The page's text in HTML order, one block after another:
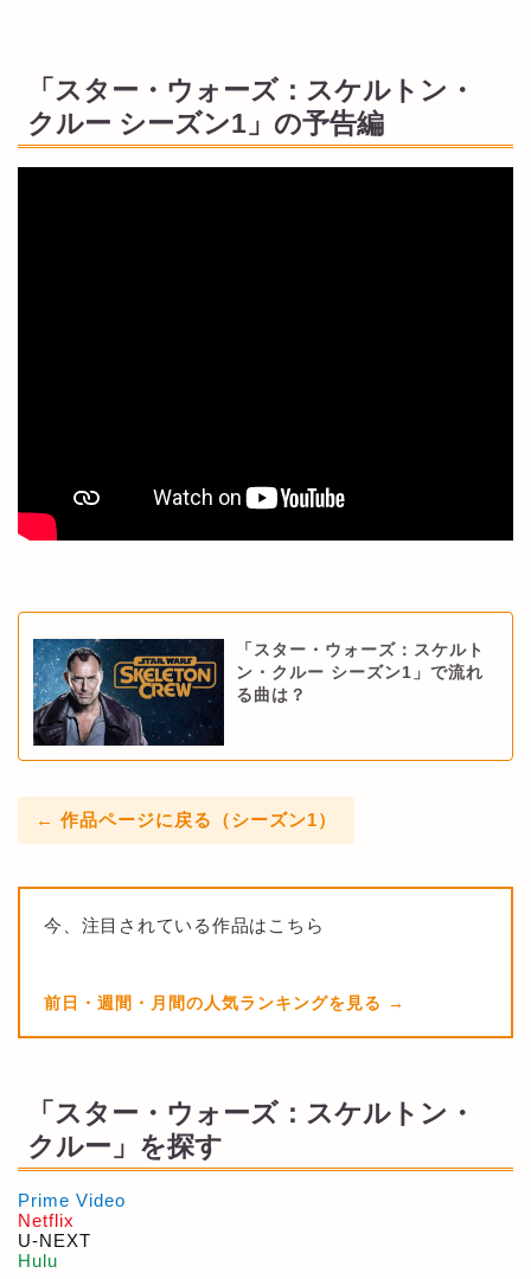
「スター・ウォーズ：スケルトン・
クルー シーズン1」の予告編
「スター・ウォーズ：スケルト
ン・クルー シーズン1」で流れ
る曲は？
← 作品ページに戻る（シーズン1）
今、注目されている作品はこちら
前日・週間・月間の人気ランキングを見る
「スター・ウォーズ：スケルトン・
クルー」を探す
Prime Video
Netflix
U-NEXT
Hulu